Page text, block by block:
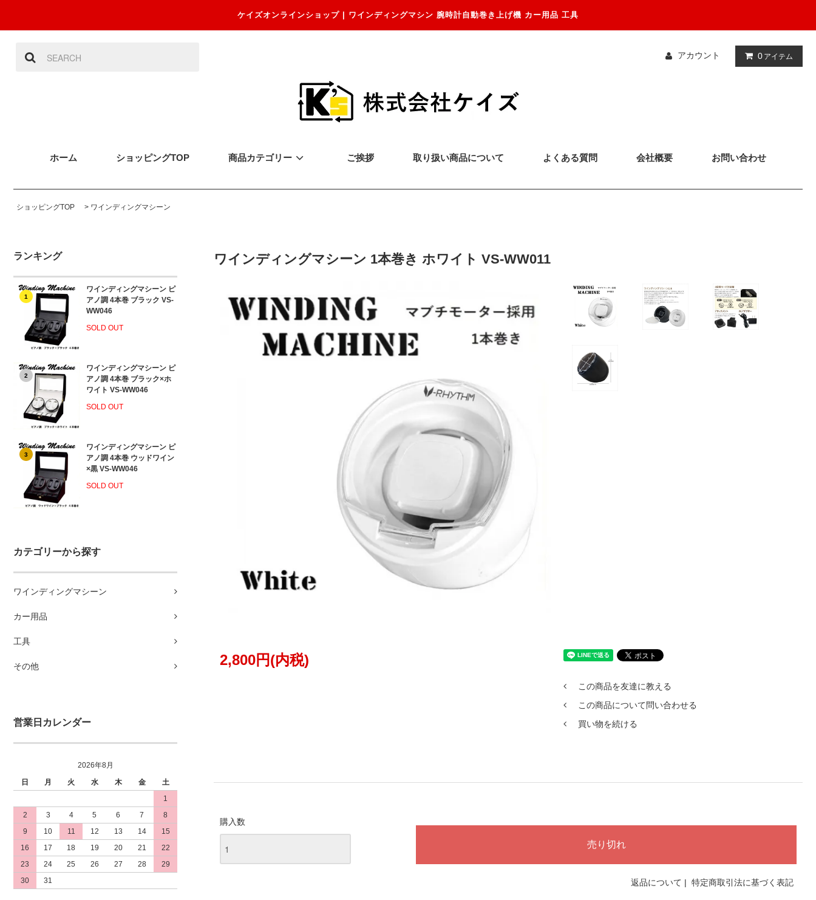
ケイズオンラインショップ | ワインディングマシン 腕時計自動巻き上げ機 カー用品 工具
アカウント 0 アイテム
ホーム ショッピングTOP 商品カテゴリー ご挨拶 取り扱い商品について よくある質問 会社概要 お問い合わせ
ショッピングTOP > ワインディングマシーン
ランキング
1
ワインディングマシーン ピ
アノ調 4本巻 ブラック VS-
WW046
SOLD OUT
2
ワインディングマシーン ピ
アノ調 4本巻 ブラック×ホ
ワイト VS-WW046
SOLD OUT
3
ワインディングマシーン ピ
アノ調 4本巻 ウッドワイン
×黒 VS-WW046
SOLD OUT
カテゴリーから探す
ワインディングマシーン
カー用品
工具
その他
営業日カレンダー
2026年8月
日
月 火 水 木 金
土
1
2
3 4 5 6 7
8
9
10 11 12 13 14
15
16
17 18 19 20 21
22
23
24 25 26 27 28
29
30
31
ワインディングマシーン 1本巻き ホワイト VS-WW011
2,800円(内税)
この商品を友達に教える
この商品について問い合わせる
買い物を続ける
購入数
返品について | 特定商取引法に基づく表記